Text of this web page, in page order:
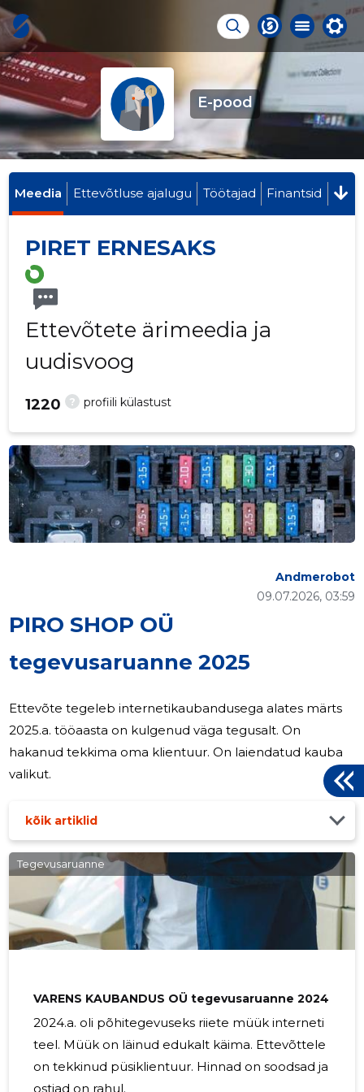
E-pood
Meedia Ettevõtluse ajalugu Töötajad Finantsid
PIRET ERNESAKS
Ettevõtete ärimeedia ja
uudisvoog
? profiili külastust
1220
PIRO SHOP OÜ
tegevusaruanne 2025
09.07.2026, 03:59
Andmerobot
Ettevõte tegeleb internetikaubandusega alates märts
2025.a. tööaasta on kulgenud väga tegusalt. On
hakanud tekkima oma klientuur. On laiendatud kauba
valikut.
kõik artiklid
Tegevusaruanne
VARENS KAUBANDUS OÜ tegevusaruanne 2024
2024.a. oli põhitegevuseks riiete müük interneti
teel. Müük on läinud edukalt käima. Ettevõttele
on tekkinud püsiklientuur. Hinnad on soodsad ja
ostjad on rahul.